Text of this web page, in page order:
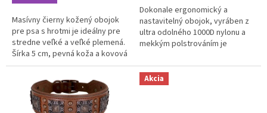
Masívny čierny kožený obojok
pre psa s hrotmi je ideálny pre
stredne veľké a veľké plemená.
Šírka 5 cm, pevná koža a kovová
spona zaručujú bezpečnosť,
odolnosť a výrazný vzhľad.
5
hviezdičiek.
Dokonale ergonomický a
nastavitelný obojok, vyráben z
ultra odolného 1000D nylonu a
mekkým polstrováním je
služebního psa. Precizní šití a
polstrování...
Akcia